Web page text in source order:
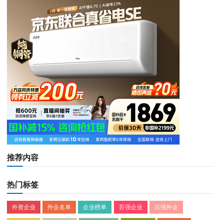
推荐内容
热门标签
外资企业 外企名单 企业榜单 百强企业 百强外企